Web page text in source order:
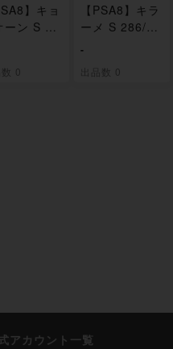
】キョ
ーン S 28
数 0
【PSA8】キラ
ーメ S 286/19
-
出品数 0
アカウント一覧